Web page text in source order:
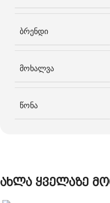
ბრენდი
მოხალვა
წონა
ახლა ყველაზე